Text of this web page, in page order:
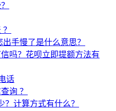
手慢了是什么意思？
吗？花呗立即提额方法有
话
询 ？
？计算方式有什么？